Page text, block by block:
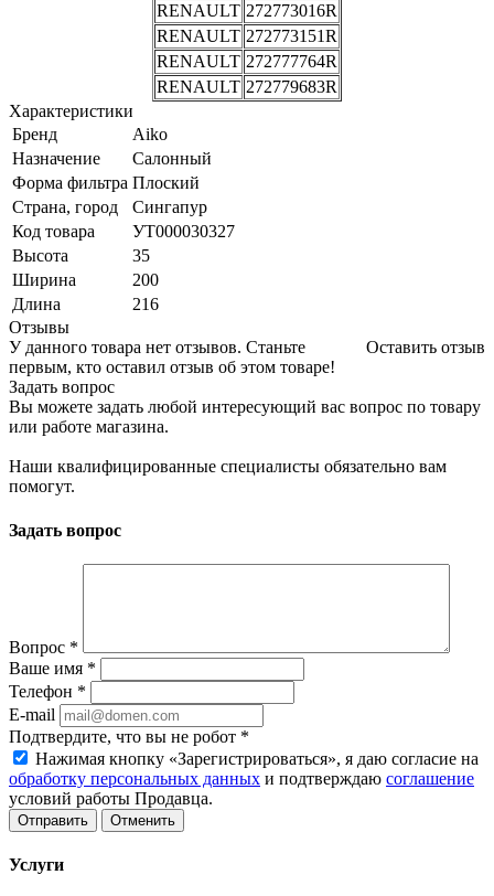
RENAULT 272773016R
RENAULT 272773151R
RENAULT 272777764R
RENAULT 272779683R
Характеристики
Бренд
Aiko
Назначение
Салонный
Форма фильтра Плоский
Страна, город
Сингапур
Код товара
УТ000030327
Высота
35
Ширина
200
Длина
216
Отзывы
Оставить отзыв
У данного товара нет отзывов. Станьте
первым, кто оставил отзыв об этом товаре!
Задать вопрос
Вы можете задать любой интересующий вас вопрос по товару
или работе магазина.
Наши квалифицированные специалисты обязательно вам
помогут.
Задать вопрос
Вопрос *
Ваше имя *
Телефон *
E-mail
Подтвердите, что вы не робот *
Нажимая кнопку «Зарегистрироваться», я даю согласие на
обработку персональных данных и подтверждаю соглашение
условий работы Продавца.
Отменить
Услуги